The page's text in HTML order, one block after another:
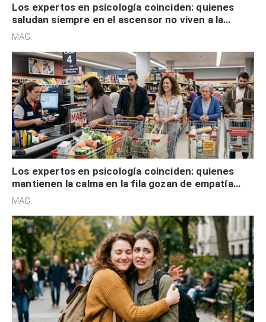
Los expertos en psicología coinciden: quienes
saludan siempre en el ascensor no viven a la
defensiva y tienen apertura social
MAG.
Los expertos en psicología coinciden: quienes
mantienen la calma en la fila gozan de empatía
cognitiva, gratitud y no solo tienen autocontrol
MAG.